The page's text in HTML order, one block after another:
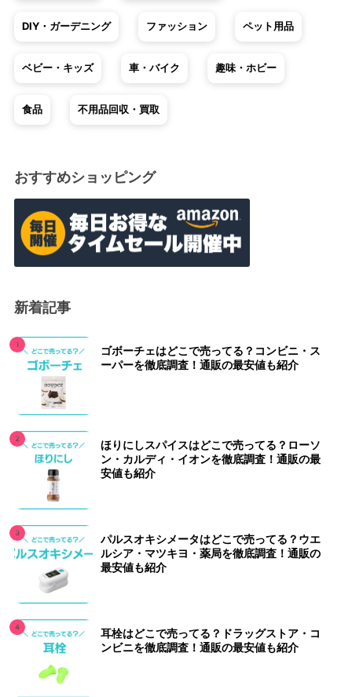
DIY・ガーデニング ファッション ペット用品
ベビー・キッズ 車・バイク 趣味・ホビー
食品 不用品回収・買取
おすすめショッピング
新着記事
ゴボーチェはどこで売ってる？コンビニ・ス
ーパーを徹底調査！通販の最安値も紹介
ほりにしスパイスはどこで売ってる？ローソ
ン・カルディ・イオンを徹底調査！通販の最
安値も紹介
パルスオキシメータはどこで売ってる？ウエ
ルシア・マツキヨ・薬局を徹底調査！通販の
最安値も紹介
耳栓はどこで売ってる？ドラッグストア・コ
ンビニを徹底調査！通販の最安値も紹介